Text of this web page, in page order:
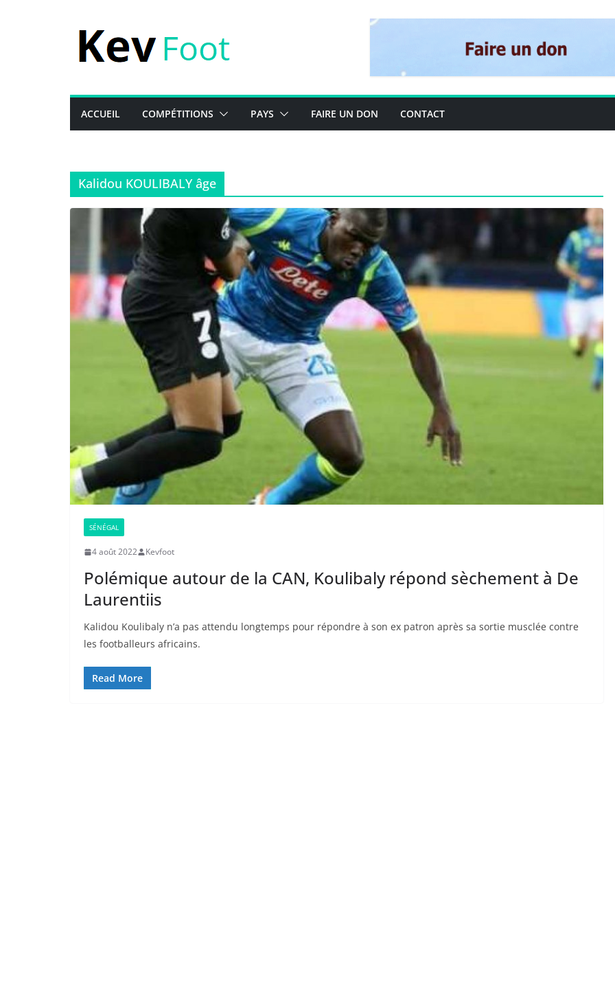
ACCUEIL COMPÉTITIONS PAYS FAIRE UN DON CONTACT
Kalidou KOULIBALY âge
SÉNÉGAL
4 août 2022 Kevfoot
Polémique autour de la CAN, Koulibaly répond sèchement à De
Laurentiis
Kalidou Koulibaly n’a pas attendu longtemps pour répondre à son ex patron après sa sortie musclée contre
les footballeurs africains.
Read More